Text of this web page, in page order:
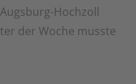
Hochzoll
der Woche musste